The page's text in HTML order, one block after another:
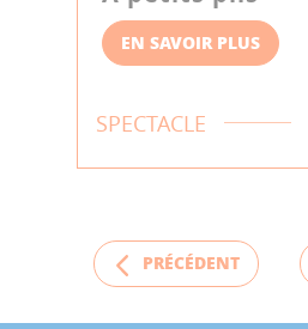
EN SAVOIR PLUS
SPECTACLE
PRÉCÉDENT